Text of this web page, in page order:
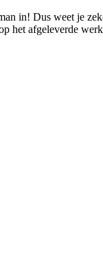
in! Dus weet je
het afgeleverde